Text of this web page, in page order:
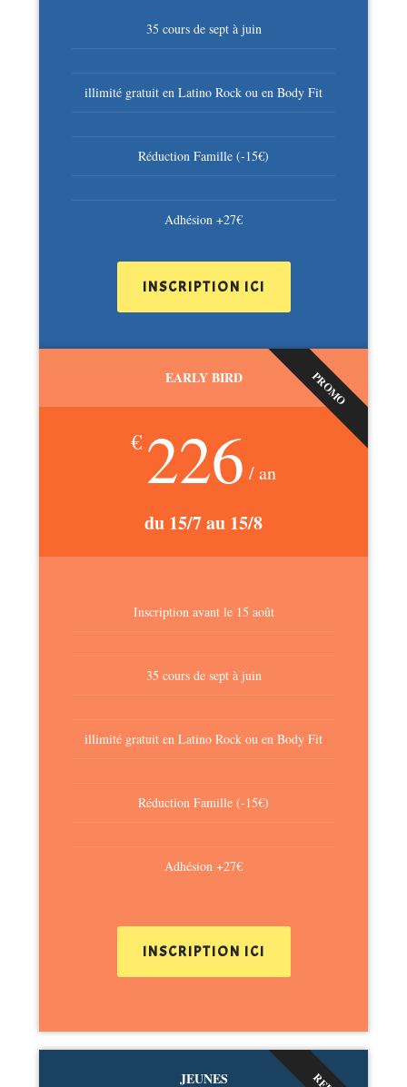
35 cours de sept à juin
illimité gratuit en Latino Rock ou en Body Fit
Réduction Famille (-15€)
Adhésion +27€
INSCRIPTION ICI
EARLY BIRD PROMO
€ 226 / an
du 15/7 au 15/8
Inscription avant le 15 août
35 cours de sept à juin
illimité gratuit en Latino Rock ou en Body Fit
Réduction Famille (-15€)
Adhésion +27€
INSCRIPTION ICI
JEUNES